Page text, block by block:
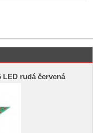
LED rudá červená